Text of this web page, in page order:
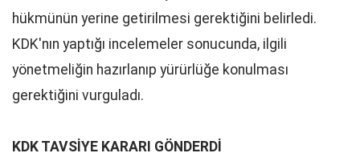
hükmünün yerine getirilmesi gerektiğini belirledi.
KDK'nın yaptığı incelemeler sonucunda, ilgili
yönetmeliğin hazırlanıp yürürlüğe konulması
gerektiğini vurguladı.
KDK TAVSİYE KARARI GÖNDERDİ